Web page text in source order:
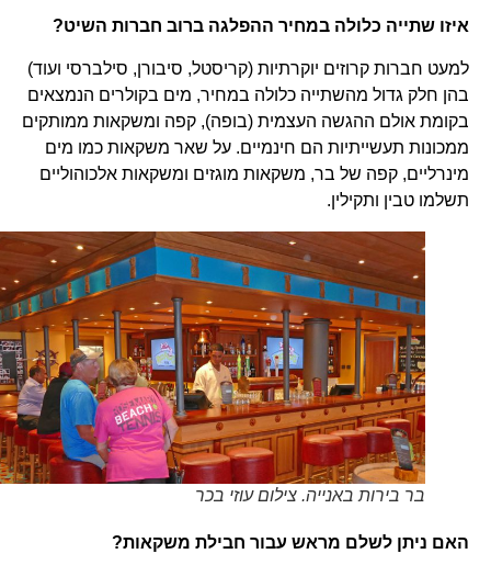
איזו שתייה כלולה במחיר ההפלגה ברוב חברות השיט?
למעט חברות קרוזים יוקרתיות (קריסטל, סיבורן, סילברסי ועוד)
בהן חלק גדול מהשתייה כלולה במחיר, מים בקולרים הנמצאים
בקומת אולם ההגשה העצמית (בופה), קפה ומשקאות ממותקים
ממכונות תעשייתיות הם חינמיים. על שאר משקאות כמו מים
מינרליים, קפה של בר, משקאות מוגזים ומשקאות אלכוהוליים
תשלמו טבין ותקילין.
בר בירות באנייה. צילום עוזי בכר
האם ניתן לשלם מראש עבור חבילת משקאות?